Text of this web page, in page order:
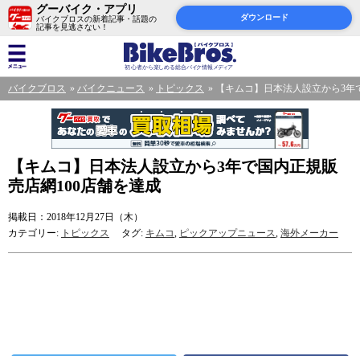
グーバイク・アプリ
バイクブロスの新着記事・話題の
記事を見逃さない！
ダウンロード
バイクブロス バイクニュース トピックス 【キムコ】日本法人設立から3
【キムコ】日本法人設立から3年で国内正規販
売店網100店舗を達成
掲載日：2018年12月27日（木）
カテゴリー: トピックス タグ: キムコ, ピックアップニュース, 海外メーカー